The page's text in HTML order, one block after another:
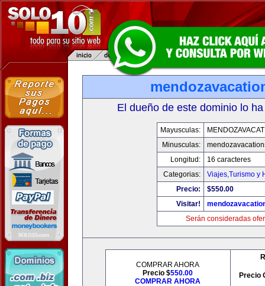
El dueño de este dominio lo
Mayusculas:
Minusculas:
Longitud:
16 caracteres
Categorias:
Viajes,Turismo y
Precio:
$550.00
Visitar!
Serán consideradas
COMPRAR AHORA
Precio $550.00
COMPRAR AHORA
Precio